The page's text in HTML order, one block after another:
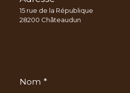
15 rue de la République
28200 Châteaudun